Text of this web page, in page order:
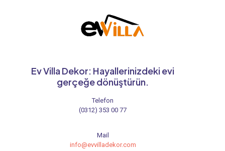
Ev Villa Dekor: Hayallerinizdeki evi
gerçeğe dönüştürün.
Telefon
(0312) 353 00 77
Mail
info@evvilladekor.com